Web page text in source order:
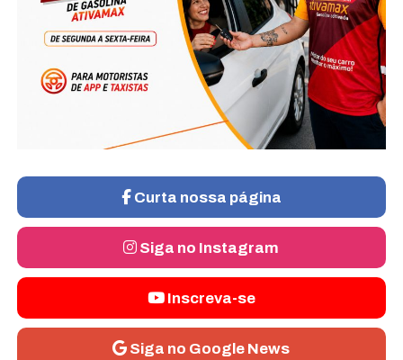
Curta nossa página
Siga no Instagram
Inscreva-se
Siga no Google News